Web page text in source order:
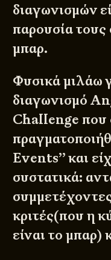
διαγωνισμών
παρουσία τους
μπαρ.
Φυσικά μιλάω
διαγωνισμό
Challenge που
Events’’και
συστατικά:
κριτές(που η
είναι το